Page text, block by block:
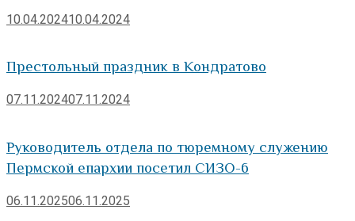
10.04.202410.04.2024
Престольный праздник в Кондратово
07.11.202407.11.2024
Руководитель отдела по тюремному служению
Пермской епархии посетил СИЗО-6
06.11.202506.11.2025